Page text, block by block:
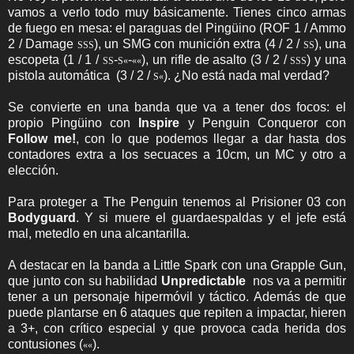
vamos a verlo todo muy básicamente. Tienes cinco armas
de fuego en mesa: el paraguas del Pingüino (ROF 1 / Ammo
2 / Damage SSS), un SMG con munición extra (4 / 2 / SS), una
escopeta (1 / 1 /SS-S«-««), un rifle de asalto (3 / 2 /SSS) y una
pistola automática (3 / 2 / S«). ¿No está nada mal verdad?
Se convierte en una banda que va a tener dos focos: el
propio Pingüino con
Inspire y Penguin Conqueror con
Follow me!, con lo que podemos llegar a dar hasta dos
contadores extra a los secuaces a 10cm, un MC y otro a
elección.
Para proteger a The Penguin tenemos al Prisioner 03 con
Bodyguard . Y si muere el guardaespaldas y el jefe está
mal, metedlo en una alcantarilla.
A destacar en la banda a Little Spark con una Grapple Gun,
que junto con su habilidad Unpredictablenos va a permitir
tener a un personaje hipermóvil y táctico. Además de que
puede plantarse en 6 ataques que repiten a impactar, hieren
a 3+, con crítico especial y que provoca cada herida dos
contusiones (««).